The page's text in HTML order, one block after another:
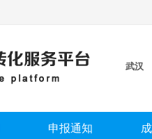
武汉
申报通知